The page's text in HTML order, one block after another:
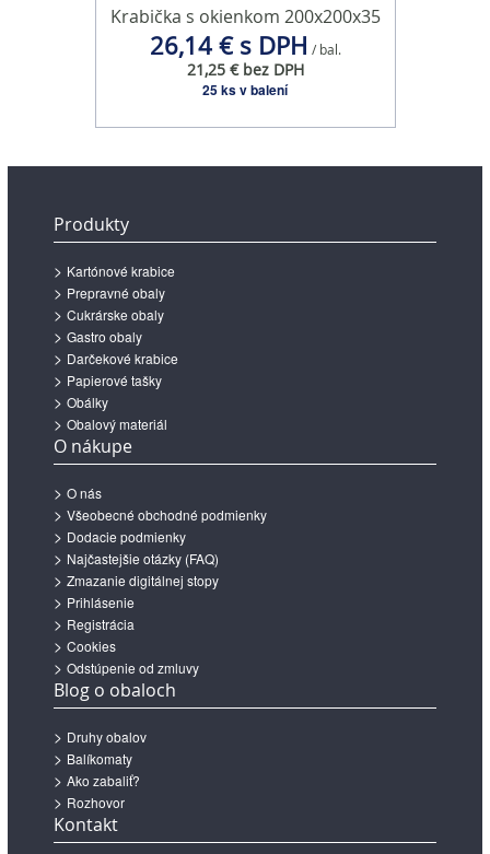
Krabička s okienkom 200x200x35
26,14 € s DPH / bal.
21,25 € bez DPH
25 ks v balení
Produkty
Kartónové krabice
Prepravné obaly
Cukrárske obaly
Gastro obaly
Darčekové krabice
Papierové tašky
Obálky
Obalový materiál
O nákupe
O nás
Všeobecné obchodné podmienky
Dodacie podmienky
Najčastejšie otázky (FAQ)
Zmazanie digitálnej stopy
Prihlásenie
Registrácia
Cookies
Odstúpenie od zmluvy
Blog o obaloch
Druhy obalov
Balíkomaty
Ako zabaliť?
Rozhovor
Kontakt